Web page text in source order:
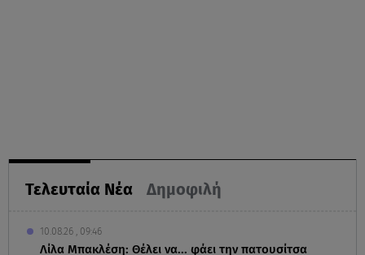
Τελευταία Νέα Δημοφιλή
10.08.26 , 09:46
Λίλα Μπακλέση: Θέλει να... φάει την πατουσίτσα